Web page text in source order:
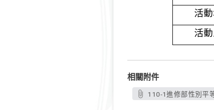
活
活
相關附件
110-1進修部性別平